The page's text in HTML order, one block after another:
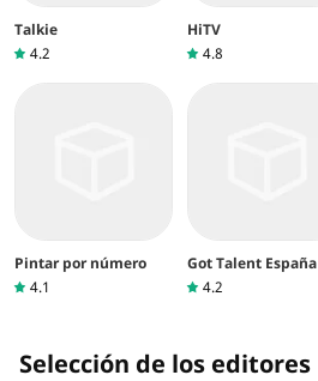
Talkie
4.2
HiTV
4.8
Pintar por número
4.1
Got Talent España
4.2
Selección de los editores